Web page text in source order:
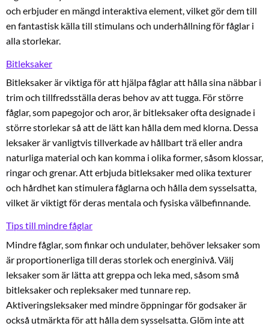
och erbjuder en mängd interaktiva element, vilket gör dem till
en fantastisk källa till stimulans och underhållning för fåglar i
alla storlekar.
Bitleksaker
Bitleksaker är viktiga för att hjälpa fåglar att hålla sina näbbar i
trim och tillfredsställa deras behov av att tugga. För större
fåglar, som papegojor och aror, är bitleksaker ofta designade i
större storlekar så att de lätt kan hålla dem med klorna. Dessa
leksaker är vanligtvis tillverkade av hållbart trä eller andra
naturliga material och kan komma i olika former, såsom klossar,
ringar och grenar. Att erbjuda bitleksaker med olika texturer
och hårdhet kan stimulera fåglarna och hålla dem sysselsatta,
vilket är viktigt för deras mentala och fysiska välbefinnande.
Tips till mindre fåglar
Mindre fåglar, som finkar och undulater, behöver leksaker som
är proportionerliga till deras storlek och energinivå. Välj
leksaker som är lätta att greppa och leka med, såsom små
bitleksaker och repleksaker med tunnare rep.
Aktiveringsleksaker med mindre öppningar för godsaker är
också utmärkta för att hålla dem sysselsatta. Glöm inte att